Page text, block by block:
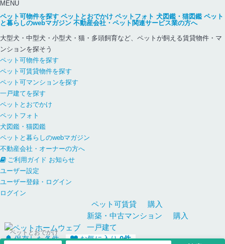
MENU
ペット可物件を探す ペットとおでかけ ペットフォト 犬図鑑・猫図鑑 ペット
と暮らしのwebマガジン 不動産会社・ペット関連サービス業の方へ
大型犬・中型犬・小型犬・猫・多頭飼育など、ペットが飼える賃貸物件・マ
ンションを探そう
ペット可物件を探す
ペット可賃貸物件を探す
ペット可マンションを探す
一戸建てを探す
ペットとおでかけ
ペットフォト
犬図鑑・猫図鑑
ペットと暮らしのwebマガジン
不動産会社・オーナーの方へ
ご利用ガイド お知らせ
ユーザー設定
ユーザー登録・ログイン
ログイン
ペット可賃貸
購入
新築・中古マンション
購入
一戸建て
保存した条件
お気に入り0件
ペットとおでかけ